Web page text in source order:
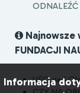
ODNALEŹĆ
Najnowsze
FUNDACJI
UFO nad
Informacja